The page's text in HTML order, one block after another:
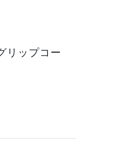
リップコー